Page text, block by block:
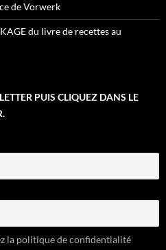
de Vorwerk
du livre de recettes au
PUIS CLIQUEZ DANS LE
la politique de confidentialité